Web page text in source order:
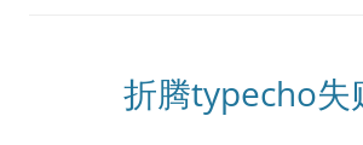
折腾typecho失